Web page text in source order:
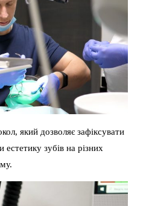
який дозволяє зафіксувати
зубів на різних